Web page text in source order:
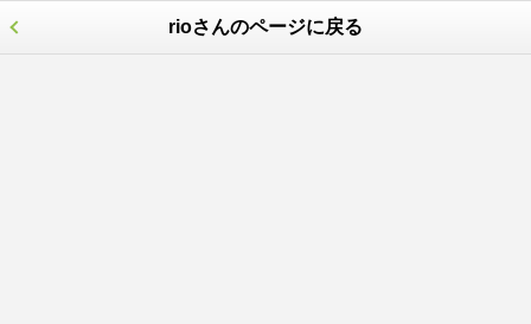
rioさんのページに戻る